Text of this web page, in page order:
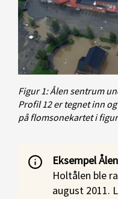
Figur 1: Ålen sentrum
Profil 12 er tegnet inn
på flomsonekartet i
Eksempel Ålen
Holtålen ble
august 2011.